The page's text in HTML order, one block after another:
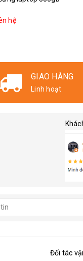
hệ
GIAO HÀNG
Linh hoạt
Đối tác